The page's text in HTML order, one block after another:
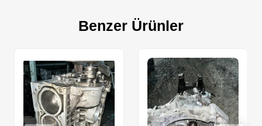
Benzer Ürünler